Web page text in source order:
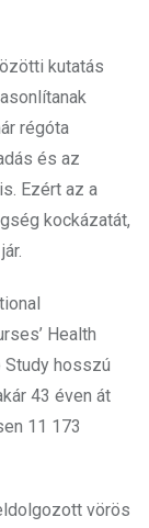
kutatás
régóta
és az
Ezért az a
kockázatát,
Health
hosszú
43 éven át
11 173
vörös